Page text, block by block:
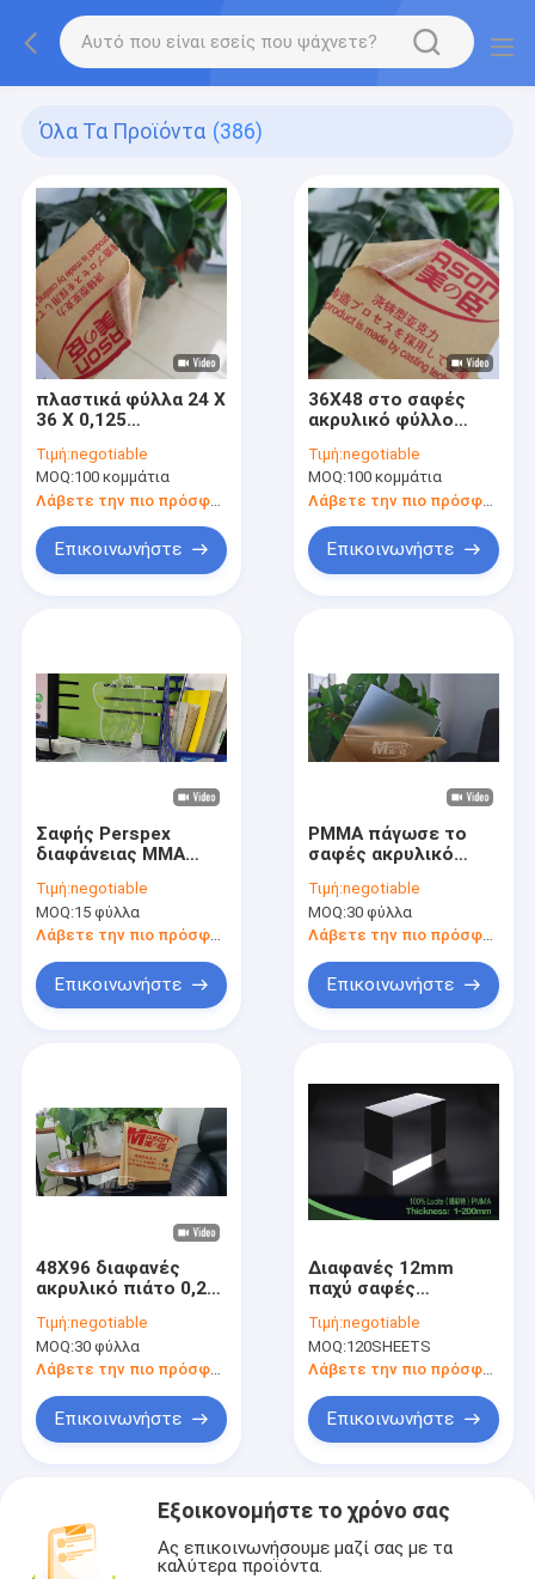
Όλα Τα Προϊόντα (386)
πλαστικά φύλλα 24 X
36 X 0,125
1.8mm στα ακρυλικά
σαφή φύλλα
πλεξιγκλάς
Τιμή:negotiable
MOQ:100 κομμάτια
Λάβετε την πιο πρόσφατη τιμή
Επικοινωνήστε
36X48 στο σαφές
ακρυλικό φύλλο
ακρυλικός πίνακας
πλεξιγκλάς
Τιμή:negotiable
MOQ:100 κομμάτια
Επικοινωνήστε
Σαφής Perspex
διαφάνειας MMA
ακρυλικό φύλλο
γυαλιού Plexi
Τιμή:negotiable
MOQ:15 φύλλα
Λάβετε την πιο πρόσφατη τιμή
Επικοινωνήστε
PMMA πάγωσε το
σαφές ακρυλικό
μεταλλίνη
1220x2440mm
σαφής Perspex
Τιμή:negotiable
MOQ:30 φύλλα
Επικοινωνήστε
48X96 διαφανές
ακρυλικό πιάτο 0,25
πλαστικών ίντσες
φύλλων πλεξιγκλάς
ESD
Τιμή:negotiable
MOQ:30 φύλλα
Λάβετε την πιο πρόσφατη τιμή
Επικοινωνήστε
Διαφανές 12mm
παχύ σαφές
1220x2440mm πιάτα
πλεξιγκλάς
Τιμή:negotiable
MOQ:120SHEETS
Λάβετε την πιο πρόσφατη τιμή
Επικοινωνήστε
Εξοικονομήστε το χρόνο σας
Ας επικοινωνήσουμε μαζί σας με τα
καλύτερα προϊόντα.